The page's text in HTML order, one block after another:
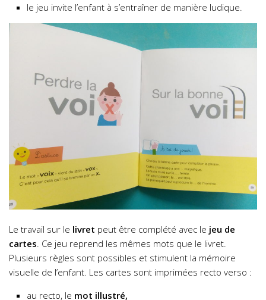
le jeu invite l’enfant à s’entraîner de manière ludique.
Le travail sur le livret peut être complété avec le jeu de
cartes. Ce jeu reprend les mêmes mots que le livret.
Plusieurs règles sont possibles et stimulent la mémoire
visuelle de l’enfant. Les cartes sont imprimées recto verso :
au recto, le mot illustré,